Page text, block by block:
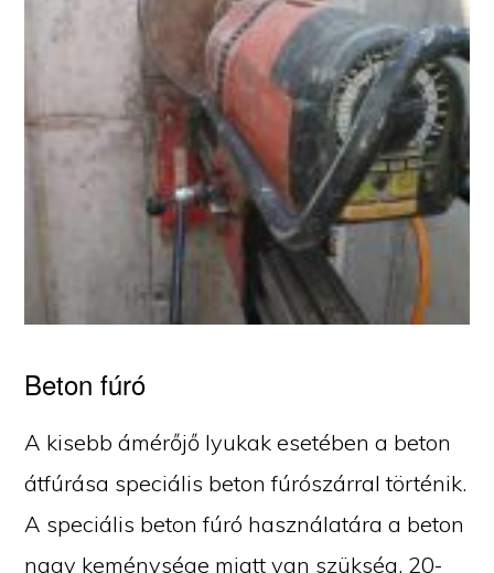
Beton fúró
A kisebb ámérőjő lyukak esetében a beton
átfúrása speciális beton fúrószárral történik.
A speciális beton fúró használatára a beton
nagy keménysége miatt van szükség. 20-